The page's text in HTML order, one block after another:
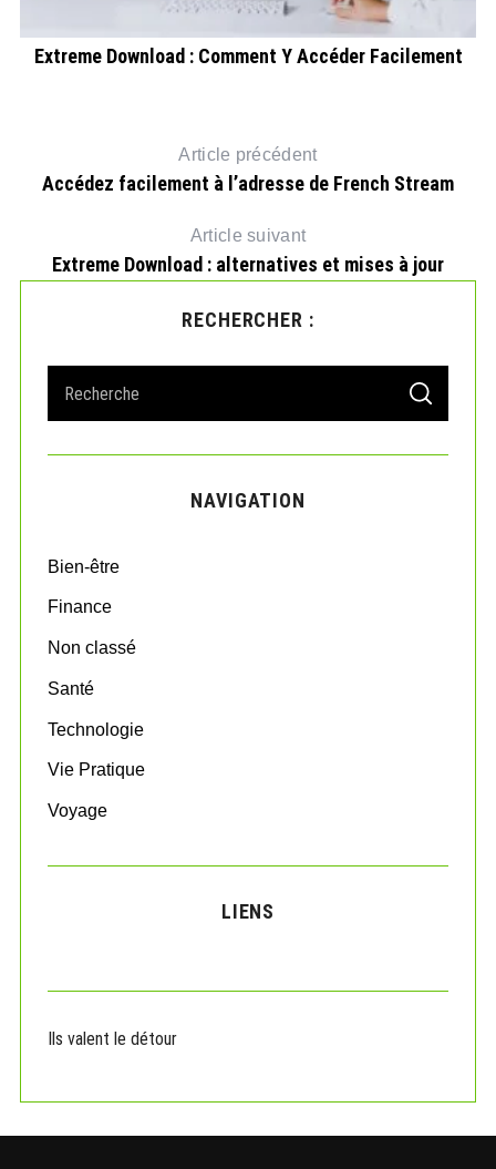
Extreme Download : Comment Y Accéder Facilement
Article précédent
Accédez facilement à l’adresse de French Stream
Article suivant
Extreme Download : alternatives et mises à jour
RECHERCHER :
a
r
o
:
S
A
C
NAVIGATION
Bien-être
Finance
Non classé
Santé
Technologie
Vie Pratique
Voyage
LIENS
Ils valent le détour